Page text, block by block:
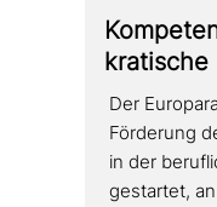
kra­ti­sche
Der
Förderung
in der
gestartet,